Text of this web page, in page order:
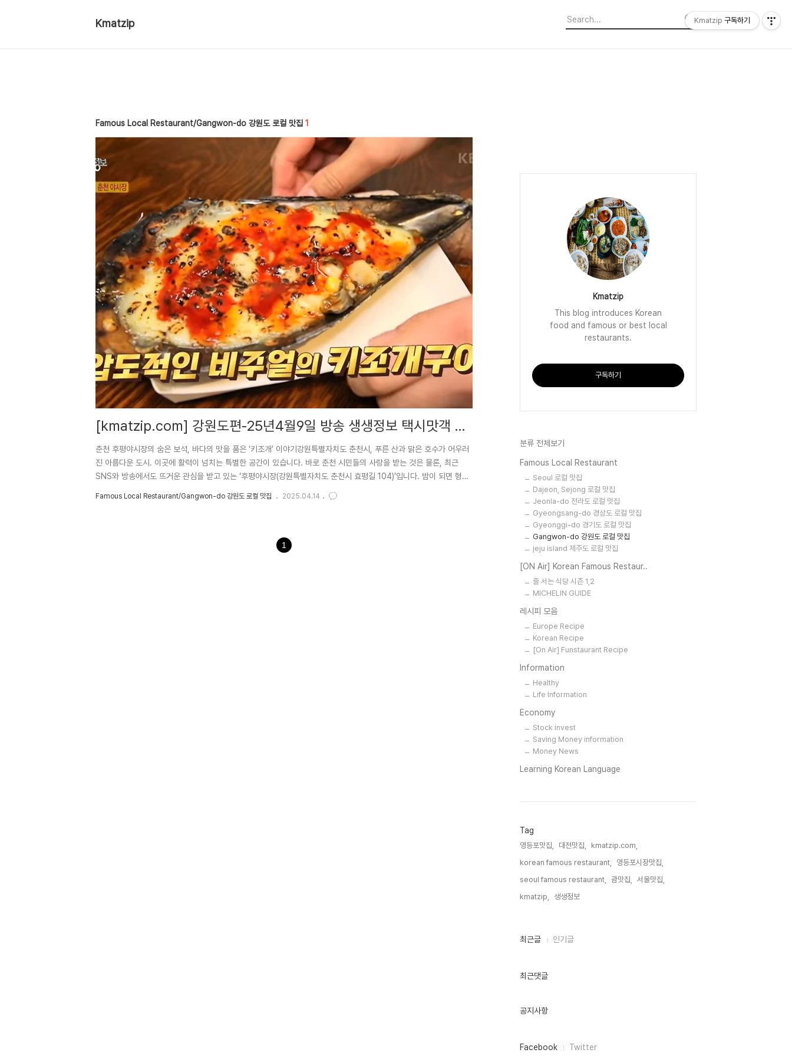
Kmatzip
Famous Local Restaurant/Gangwon-do 강원도 로컬 맛집 1
[kmatzip.com] 강원도편-25년4월9일 방송 생생정보 택시맛객 춘
천
춘천 후평야시장의 숨은 보석, 바다의 맛을 품은 ‘키조개’ 이야기강원특별자치도 춘천시, 푸른 산과 맑은 호수가 어우러
진 아름다운 도시. 이곳에 활력이 넘치는 특별한 공간이 있습니다. 바로 춘천 시민들의 사랑을 받는 것은 물론, 최근
SNS와 방송에서도 뜨거운 관심을 받고 있는 ‘후평야시장(강원특별자치도 춘천시 효평길 104)’입니다. 밤이 되면 형형
로 싱싱함이 살아 숨 쉬는 ‘키조개 요리’입니다. 드넓은 동해 바다가 아닌, 춘천의 야시장에서 큼지막한 키조개를 만날
Famous Local Restaurant/Gangwon-do 강원도 로컬 맛집 2025.04.14
1
Kmatzip
This blog introduces Korean
food and famous or best local
restaurants.
구독하기
분류 전체보기
Famous Local Restaurant
Seoul 로컬 맛집
Dajeon, Sejong 로컬 맛집
Jeonla-do 전라도 로컬 맛집
Gyeongsang-do 경상도 로컬 맛집
Gyeonggi-do 경기도 로컬 맛집
Gangwon-do 강원도 로컬 맛집
jeju island 제주도 로컬 맛집
[ON Air] Korean Famous Restaur..
줄 서는 식당 시즌 1,2
MICHELIN GUIDE
레시피 모음
Europe Recipe
Korean Recipe
[On Air] Funstaurant Recipe
Information
Healthy
Life Information
Economy
Stock invest
Saving Money information
Money News
Learning Korean Language
Tag
영등포맛집, 대전맛집,
kmatzip.com,
korean famous restaurant,
영등포시장맛집,
seoul famous restaurant,
괌맛집,
서울맛집,
kmatzip,
생생정보,
최
인
최근글 인기글
최근댓글
공지사항
페
Facebook Twitter
Kmatzip 구독하기